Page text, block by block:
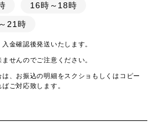
16時～18時
21時
金確認後発送いたします。
せんのでご注意ください。
、お振込の明細をスクショもしくはコピー
ご対応致します。